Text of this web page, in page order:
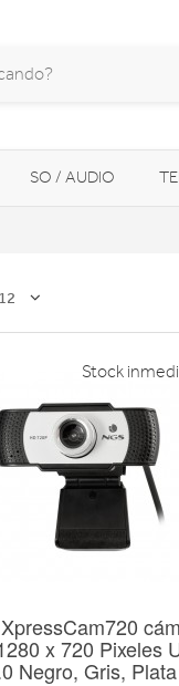
SO / AUDIO
x 720 Pixeles
Negro, Gris, Plata
Stock